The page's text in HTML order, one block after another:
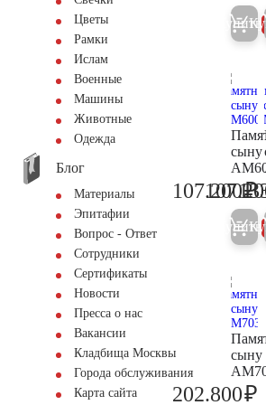
Цветы
Рамки
Ислам
Военные
Машины
Животные
Одежда
Блог
Материалы
Эпитафии
Вопрос - Ответ
Сотрудники
Сертификаты
Новости
Пресса о нас
Вакансии
Кладбища Москвы
Города обслуживания
Карта сайта
Купить
сыну
107.200₽
Купить
сыну
202.800₽